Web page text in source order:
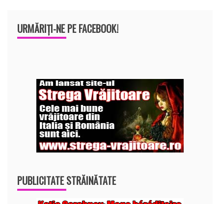
URMĂRIȚI-NE PE FACEBOOK!
PUBLICITATE STRĂINĂTATE